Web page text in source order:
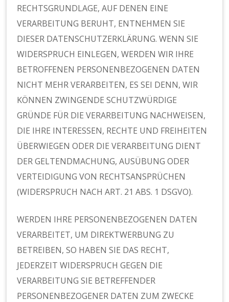
RECHTSGRUNDLAGE, AUF DENEN EINE
VERARBEITUNG BERUHT, ENTNEHMEN SIE
DIESER DATENSCHUTZERKLÄRUNG. WENN SIE
WIDERSPRUCH EINLEGEN, WERDEN WIR IHRE
BETROFFENEN PERSONENBEZOGENEN DATEN
NICHT MEHR VERARBEITEN, ES SEI DENN, WIR
KÖNNEN ZWINGENDE SCHUTZWÜRDIGE
GRÜNDE FÜR DIE VERARBEITUNG NACHWEISEN,
DIE IHRE INTERESSEN, RECHTE UND FREIHEITEN
ÜBERWIEGEN ODER DIE VERARBEITUNG DIENT
DER GELTENDMACHUNG, AUSÜBUNG ODER
VERTEIDIGUNG VON RECHTSANSPRÜCHEN
(WIDERSPRUCH NACH ART. 21 ABS. 1 DSGVO).
WERDEN IHRE PERSONENBEZOGENEN DATEN
VERARBEITET, UM DIREKTWERBUNG ZU
BETREIBEN, SO HABEN SIE DAS RECHT,
JEDERZEIT WIDERSPRUCH GEGEN DIE
VERARBEITUNG SIE BETREFFENDER
PERSONENBEZOGENER DATEN ZUM ZWECKE